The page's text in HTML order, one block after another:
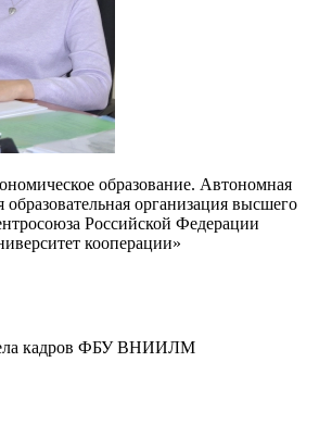
образование. Автономная
образовательная организация высшего
Российской Федерации
кооперации»
кадров ФБУ ВНИИЛМ